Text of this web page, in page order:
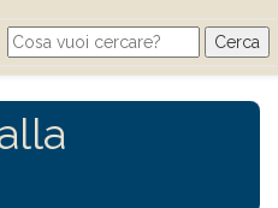
Search form
Cerca